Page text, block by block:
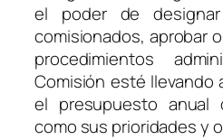
el poder de
comisionados, aprobar
procedimientos
Comisión esté llevando
el presupuesto anual
como sus prioridades y